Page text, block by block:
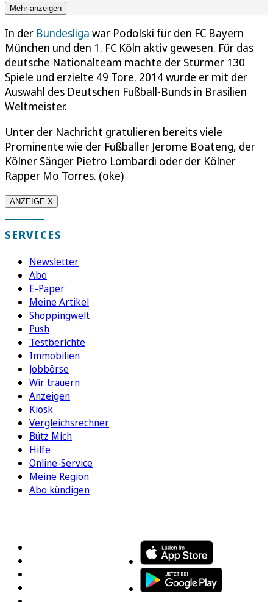
Mehr anzeigen
In der Bundesliga war Podolski für den FC Bayern
München und den 1. FC Köln aktiv gewesen. Für das
deutsche Nationalteam machte der Stürmer 130
Spiele und erzielte 49 Tore. 2014 wurde er mit der
Auswahl des Deutschen Fußball-Bunds in Brasilien
Weltmeister.
Unter der Nachricht gratulieren bereits viele
Prominente wie der Fußballer Jerome Boateng, der
Kölner Sänger Pietro Lombardi oder der Kölner
Rapper Mo Torres. (oke)
ANZEIGE X
SERVICES
Newsletter
Abo
E-Paper
Meine Artikel
Shoppingwelt
Push
Testberichte
Immobilien
Jobbörse
Wir trauern
Anzeigen
Kiosk
Vergleichsrechner
Bütz Mich
Hilfe
Online-Service
Meine Region
Abo kündigen